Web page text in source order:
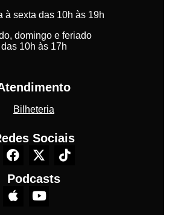
à sexta das 10h às 19h
domingo e feriado
das 10h às 17h
Bilheteria
Sociais
Podcasts